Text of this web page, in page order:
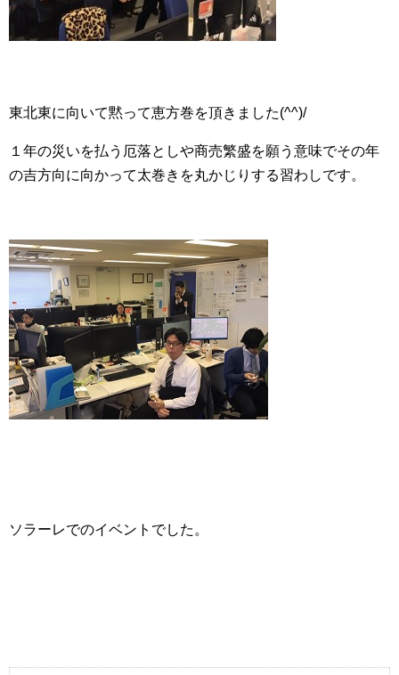
東北東に向いて黙って恵方巻を頂きました(^^)/
１年の災いを払う厄落としや商売繁盛を願う意味でその年
の吉方向に向かって太巻きを丸かじりする習わしです。
ソラーレでのイベントでした。